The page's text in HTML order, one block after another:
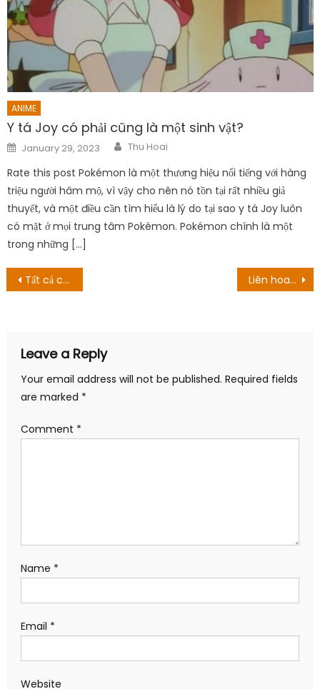
ANIME
Y tá Joy có phải cũng là một sinh vật?
Posted
on
January 29, 2023 Author
Thu Hoai
Rate this post Pokémon là một thương hiệu nổi tiếng với hàng
triệu người hâm mộ, vì vậy cho nên nó tồn tại rất nhiều giả
thuyết, và một điều cần tìm hiểu là lý do tại sao y tá Joy luôn
có mặt ở mọi trung tâm Pokémon. Pokémon chính là một
trong những […]
Post
Tất cả các vị trí quay phim về quê hương của người Mỹ Liên hoan phim quốc tế Tokyo 2022 công bố các tác phẩm được góp mặt
Leave a Reply
Your email address will not be published. Required fields
are marked *
Comment *
Name *
Email *
Website